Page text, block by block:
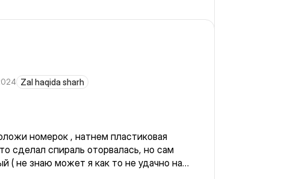
Zal haqida sharh
номерок , натнем пластиковая
оторвалась, но сам
( не знаю может я как то не удачно на